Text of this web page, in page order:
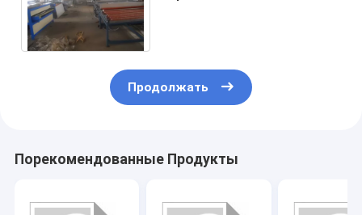
Продолжать
Порекомендованные Продукты